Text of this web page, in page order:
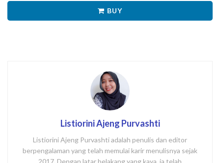
BUY
Listiorini Ajeng Purvashti
Listiorini Ajeng Purvashti adalah penulis dan editor
berpengalaman yang telah memulai karir menulisnya sejak
2017. Dengan latar belakang yang kaya, ia telah